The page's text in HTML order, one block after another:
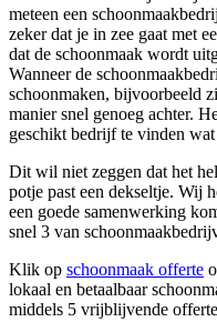
meteen een
zeker dat je in zee gaat met
dat de schoonmaak wordt
Wanneer de
schoonmaken, bijvoorbeeld
manier snel genoeg achter.
geschikt bedrijf te vinden wat
Dit wil niet zeggen dat het
potje past een dekseltje. Wij
een goede samenwerking
snel 3 van
Klik op schoonmaak offerte
lokaal en betaalbaar
middels 5 vrijblijvende